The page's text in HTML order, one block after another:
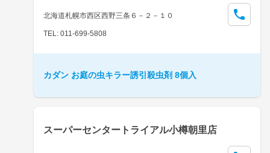
北海道札幌市西区西野三条６－２－１０
TEL: 011-699-5808
カダン お庭の虫キラー誘引殺虫剤 8個入
スーパーセンタートライアル小樽朝里店